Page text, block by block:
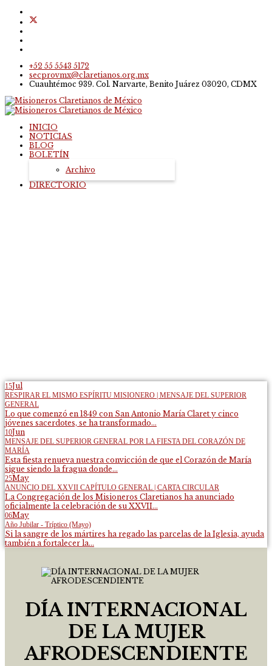
+52 55 5543 5172
secprovmx@claretianos.org.mx
Cuauhtémoc 939. Col. Narvarte, Benito Juárez 03020, CDMX
INICIO
NOTICIAS
BLOG
BOLETÍN
Archivo
DIRECTORIO
15Jul
RESPIRAR EL MISMO ESPÍRITU MISIONERO | MENSAJE DEL SUPERIOR
GENERAL
Lo que comenzó en 1849 con San Antonio María Claret y cinco
jóvenes sacerdotes, se ha transformado...
10Jun
MENSAJE DEL SUPERIOR GENERAL POR LA FIESTA DEL CORAZÓN DE
MARÍA
Esta fiesta renueva nuestra convicción de que el Corazón de María
sigue siendo la fragua donde...
25May
ANUNCIO DEL XXVII CAPÍTULO GENERAL | CARTA CIRCULAR
La Congregación de los Misioneros Claretianos ha anunciado
oficialmente la celebración de su XXVII...
06May
Año Jubilar - Tríptico (Mayo)
Si la sangre de los mártires ha regado las parcelas de la Iglesia, ayuda
también a fortalecer la...
DÍA INTERNACIONAL
DE LA MUJER
AFRODESCENDIENTE